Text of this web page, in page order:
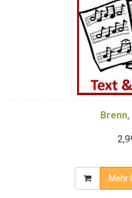
Mehr